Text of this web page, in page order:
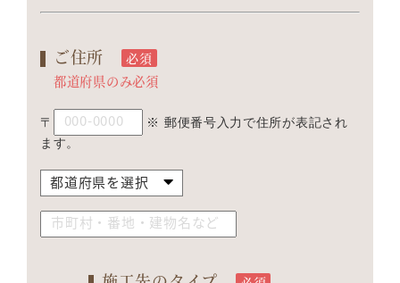
ご住所 必須
都道府県のみ必須
〒
※ 郵便番号入力で住所が表記され
ます。